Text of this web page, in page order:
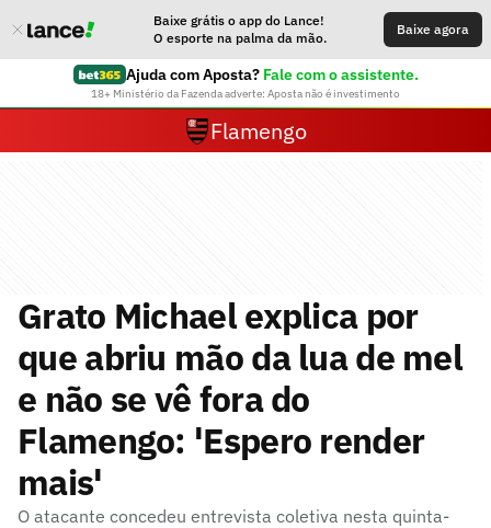
Baixe grátis o app do Lance!
O esporte na palma da mão.
Baixe agora
Ajuda com Aposta? Fale com o assistente.
18+ Ministério da Fazenda adverte: Aposta não é investimento
Flamengo
Grato Michael explica por
que abriu mão da lua de mel
e não se vê fora do
Flamengo: 'Espero render
mais'
O atacante concedeu entrevista coletiva nesta quinta-